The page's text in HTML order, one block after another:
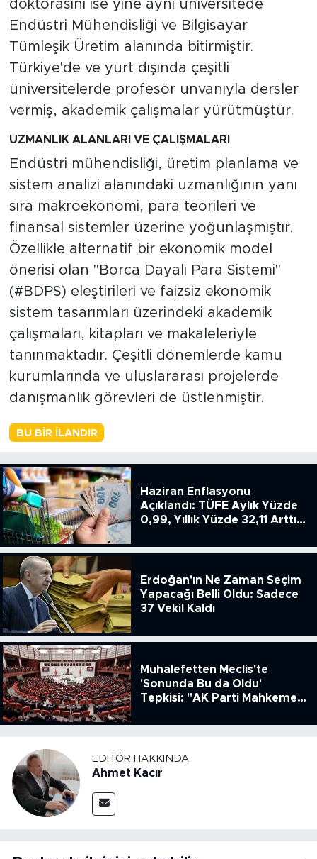
doktorasını ise yine aynı üniversitede
Endüstri Mühendisliği ve Bilgisayar
Tümleşik Üretim alanında bitirmiştir.
Türkiye'de ve yurt dışında çeşitli
üniversitelerde profesör unvanıyla dersler
vermiş, akademik çalışmalar yürütmüştür.
UZMANLIK ALANLARI VE ÇALIŞMALARI
Endüstri mühendisliği, üretim planlama ve
sistem analizi alanındaki uzmanlığının yanı
sıra makroekonomi, para teorileri ve
finansal sistemler üzerine yoğunlaşmıştır.
Özellikle alternatif bir ekonomik model
önerisi olan "Borca Dayalı Para Sistemi"
(#BDPS) eleştirileri ve faizsiz ekonomik
sistem tasarımları üzerindeki akademik
çalışmaları, kitapları ve makaleleriyle
tanınmaktadır. Çeşitli dönemlerde kamu
kurumlarında ve uluslararası projelerde
danışmanlık görevleri de üstlenmiştir.
BU BIR İLANDIR
Haziran Enflasyonu
Açıklandı: TÜFE Aylık Yüzde
0,99, Yıllık Yüzde 32,11 Arttı,
51.49
Erdoğan'ın Ne Zaman Seçim
Yapacağı Belli Oldu: Sadece
37 Vekil Kaldı
Muhalefetten Meclis'te
'Sonunda Bu da Oldu'
Tepkisi: "AK Parti Mahkeme
Kanun Çıkardı"
EDITÖR HAKKINDA
Ahmet Kacır